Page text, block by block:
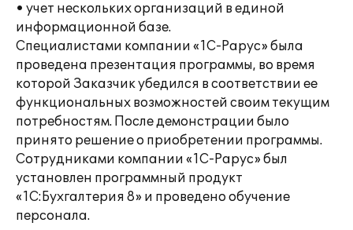
• учет нескольких организаций в единой
информационной базе.
Специалистами компании «1С-Рарус» была
проведена презентация программы, во время
которой Заказчик убедился в соответствии ее
функциональных возможностей своим текущим
потребностям. После демонстрации было
принято решение о приобретении программы.
Сотрудниками компании «1С-Рарус» был
установлен программный продукт
«1С:Бухгалтерия 8» и проведено обучение
персонала.